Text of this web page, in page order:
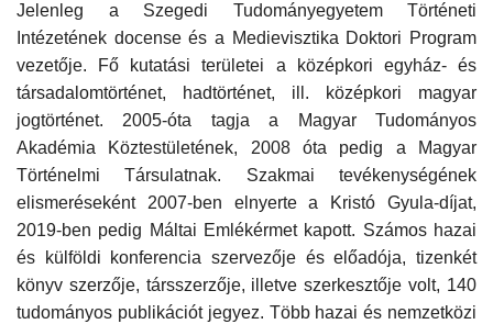
Emlékezzünk †
Nyelv
Magyar Deutsch English
Jelenleg a Szegedi Tudományegyetem Történeti
Intézetének docense és a Medievisztika Doktori Program
vezetője. Fő kutatási területei a középkori egyház- és
társadalomtörténet, hadtörténet, ill. középkori magyar
jogtörténet. 2005-óta tagja a Magyar Tudományos
Akadémia Köztestületének, 2008 óta pedig a Magyar
Történelmi Társulatnak. Szakmai tevékenységének
elismeréseként 2007-ben elnyerte a Kristó Gyula-díjat,
2019-ben pedig Máltai Emlékérmet kapott. Számos hazai
és külföldi konferencia szervezője és előadója, tizenkét
könyv szerzője, társszerzője, illetve szerkesztője volt, 140
tudományos publikációt jegyez. Több hazai és nemzetközi